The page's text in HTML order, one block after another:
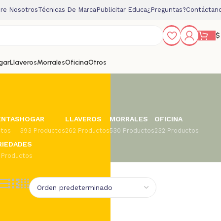
NosotrosTécnicas De MarcaPublicitar Educa¿Preguntas?
$
LlaverosMorralesOficinaOtros
HOGAR
393 Productos
LLAVEROS
262 Productos
MORRALES
530 Productos
OFICINA
232 Productos
Productos